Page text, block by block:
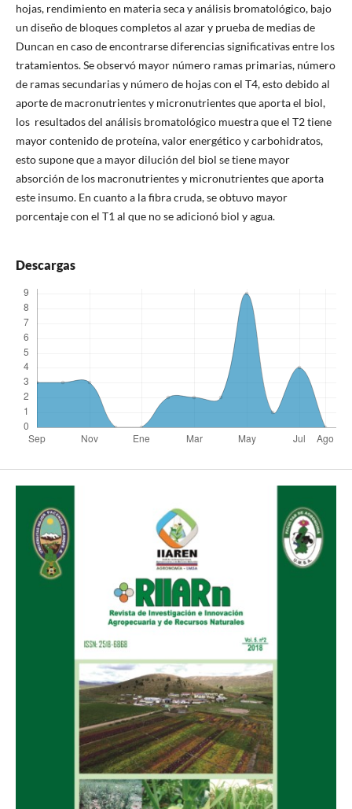
hojas, rendimiento en materia seca y análisis bromatológico, bajo
un diseño de bloques completos al azar y prueba de medias de
Duncan en caso de encontrarse diferencias significativas entre los
tratamientos. Se observó mayor número ramas primarias, número
de ramas secundarias y número de hojas con el T4, esto debido al
aporte de macronutrientes y micronutrientes que aporta el biol,
los resultados del análisis bromatológico muestra que el T2 tiene
mayor contenido de proteína, valor energético y carbohidratos,
esto supone que a mayor dilución del biol se tiene mayor
absorción de los macronutrientes y micronutrientes que aporta
este insumo. En cuanto a la fibra cruda, se obtuvo mayor
porcentaje con el T1 al que no se adicionó biol y agua.
Descargas